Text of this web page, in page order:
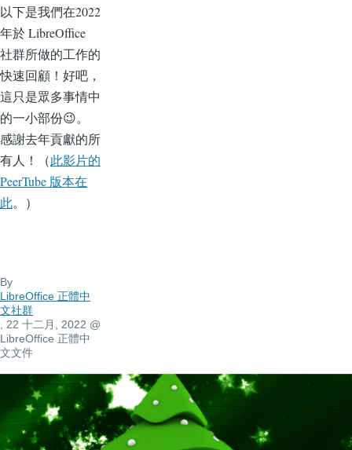
以下是我們在2022
年於 LibreOffice
社群所做的工作的
快速回顧！好吧，
這只是眾多事情中
的一小部份😉。
感謝去年貢獻的所
有人！（此影片的
PeerTube 版本在
此。）
By
LibreOffice 正體中
文社群
, 22 十二月, 2022 @
LibreOffice 正體中
文文件